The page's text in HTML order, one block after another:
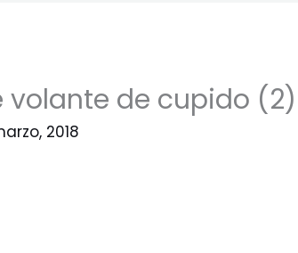
de cupido (2)
2018